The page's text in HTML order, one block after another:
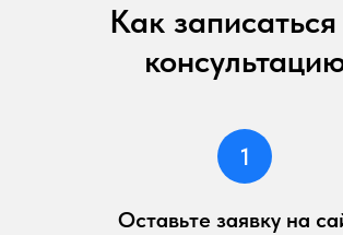
Как
Оставьте заявку на